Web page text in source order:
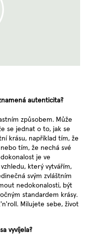
autenticita?
způsobem. Může
se jednat o to, jak se
krásu, například tím, že
tím, že nechá své
je ve
který vytvářím,
svým zvláštním
nedokonalosti, být
standardem krásy.
Milujete sebe, život
vyvíjela?